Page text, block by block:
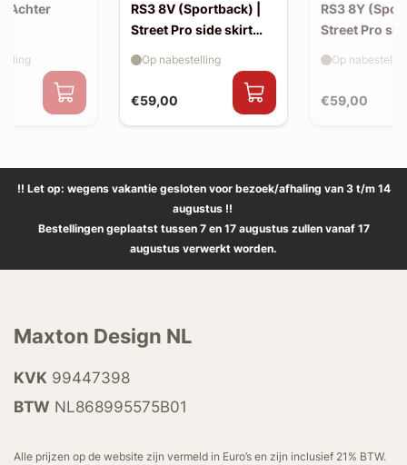
| Achter
RS3 8V (Sportback) |
Street Pro side skirt
€59,00
Op nabestelling
RS3 8Y
Street Pro
€59,00
Op
!! Let op: wegens vakantie gesloten voor bezoek/afhaling van 3 t/m 14
augustus !!
Bestellingen geplaatst tussen 7 en 17 augustus zullen vanaf 17
augustus verwerkt worden.
Maxton Design NL
KVK 99447398
BTW NL868995575B01
Alle prijzen op de website zijn vermeld in Euro’s en zijn inclusief 21% BTW.